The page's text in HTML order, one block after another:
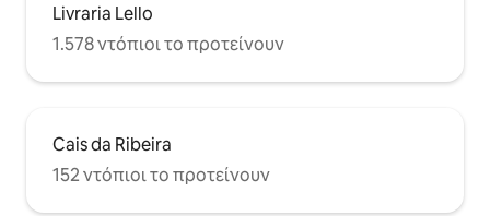
Livraria Lello
1.578 ντόπιοι το προτείνουν
Cais da Ribeira
152 ντόπιοι το προτείνουν